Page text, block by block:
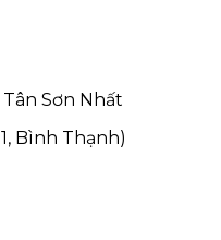
Sơn Nhất
Bình Thạnh)